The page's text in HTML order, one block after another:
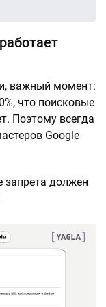
важный момент:
что поисковые
Поэтому всегда
Google
запрета должен